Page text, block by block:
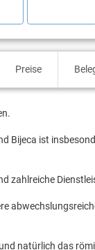
Preise
Bijeca ist
zahlreiche
natürlich das